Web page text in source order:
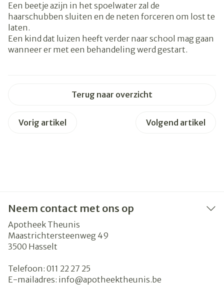
Een beetje azijn in het spoelwater zal de
haarschubben sluiten en de neten forceren om lost te
laten.
Een kind dat luizen heeft verder naar school mag gaan
wanneer er met een behandeling werd gestart.
Terug naar overzicht
Vorig artikel Volgend artikel
Neem contact met ons op
Apotheek Theunis
Maastrichtersteenweg 49
3500 Hasselt
Telefoon: 011 22 27 25
E-mailadres: info@apotheektheunis.be